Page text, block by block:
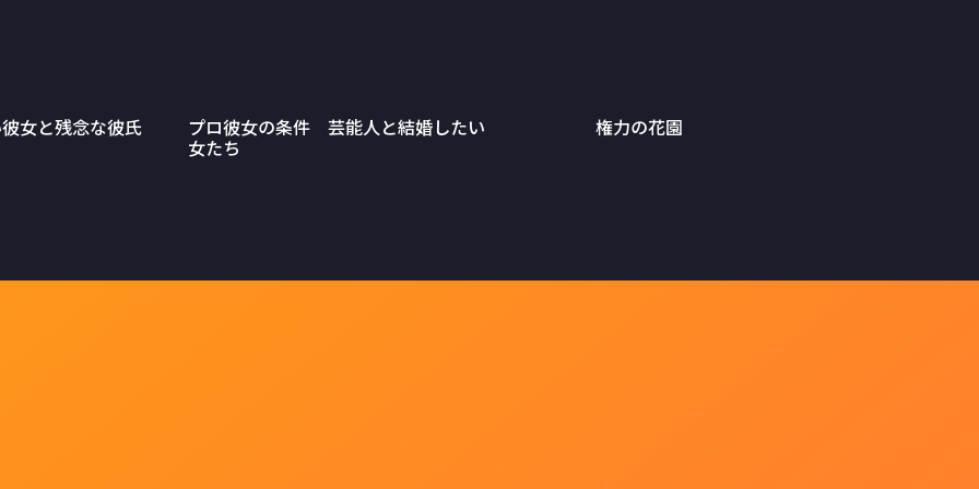
女と残念な彼氏 プロ彼女の条件 芸能人と結婚したい
女たち
権力の花園